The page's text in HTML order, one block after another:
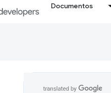
Documentos